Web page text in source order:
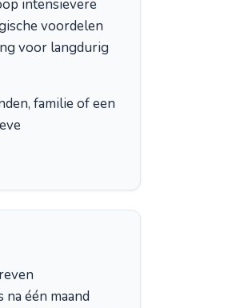
intensievere
voordelen
voor langdurig
familie of een
één maand